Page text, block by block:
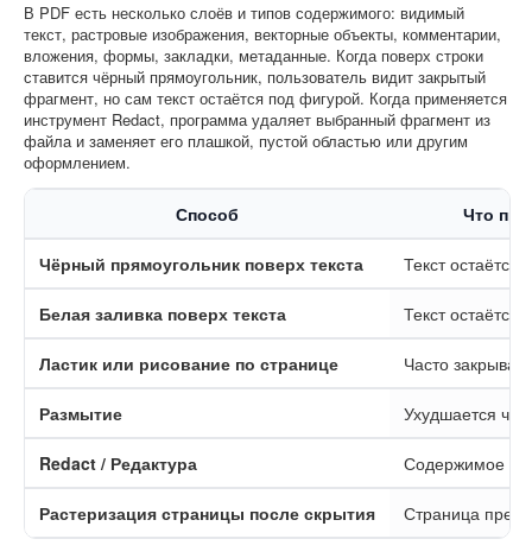
В PDF есть несколько слоёв и типов содержимого: видимый
текст, растровые изображения, векторные объекты, комментарии,
вложения, формы, закладки, метаданные. Когда поверх строки
ставится чёрный прямоугольник, пользователь видит закрытый
фрагмент, но сам текст остаётся под фигурой. Когда применяется
инструмент Redact, программа удаляет выбранный фрагмент из
файла и заменяет его плашкой, пустой областью или другим
оформлением.
Способ Что
Чёрный прямоугольник поверх текста Текст остаётся
Белая заливка поверх текста Текст
Ластик или рисование по странице Часто
Размытие Ухудшается
Redact / Редактура Содержимое
Растеризация страницы после скрытия Страница